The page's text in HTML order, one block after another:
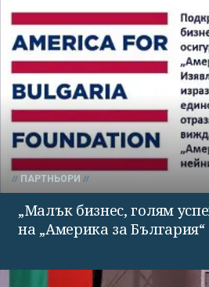
ПАРТНЬОРИ
„Малък бизнес, голям
на „Америка за България“